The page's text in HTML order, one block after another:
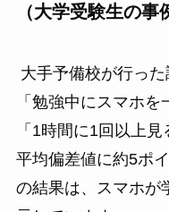
（大学受験生の事
大手予備校が行っ
「勉強中にスマホを
「1時間に1回以上
平均偏差値に約5ポ
の結果は、スマホが